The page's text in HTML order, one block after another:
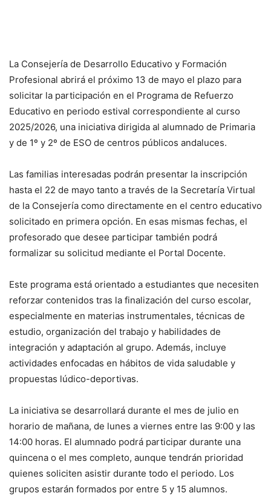
La Consejería de Desarrollo Educativo y Formación
Profesional abrirá el próximo 13 de mayo el plazo para
solicitar la participación en el Programa de Refuerzo
Educativo en periodo estival correspondiente al curso
2025/2026, una iniciativa dirigida al alumnado de Primaria
y de 1º y 2º de ESO de centros públicos andaluces.
Las familias interesadas podrán presentar la inscripción
hasta el 22 de mayo tanto a través de la Secretaría Virtual
de la Consejería como directamente en el centro educativo
solicitado en primera opción. En esas mismas fechas, el
profesorado que desee participar también podrá
formalizar su solicitud mediante el Portal Docente.
Este programa está orientado a estudiantes que necesiten
reforzar contenidos tras la finalización del curso escolar,
especialmente en materias instrumentales, técnicas de
estudio, organización del trabajo y habilidades de
integración y adaptación al grupo. Además, incluye
actividades enfocadas en hábitos de vida saludable y
propuestas lúdico-deportivas.
La iniciativa se desarrollará durante el mes de julio en
horario de mañana, de lunes a viernes entre las 9:00 y las
14:00 horas. El alumnado podrá participar durante una
quincena o el mes completo, aunque tendrán prioridad
quienes soliciten asistir durante todo el periodo. Los
grupos estarán formados por entre 5 y 15 alumnos.